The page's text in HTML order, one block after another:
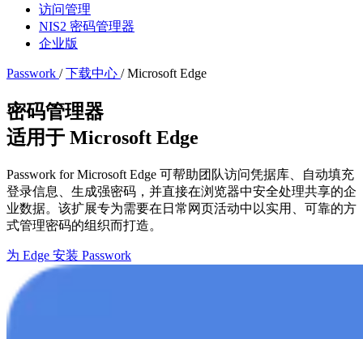
访问管理
NIS2 密码管理器
企业版
Passwork / 下载中心 / Microsoft Edge
密码管理器
适用于 Microsoft Edge
Passwork for Microsoft Edge 可帮助团队访问凭据库、自动填充
登录信息、生成强密码，并直接在浏览器中安全处理共享的企
业数据。该扩展专为需要在日常网页活动中以实用、可靠的方
式管理密码的组织而打造。
为 Edge 安装 Passwork